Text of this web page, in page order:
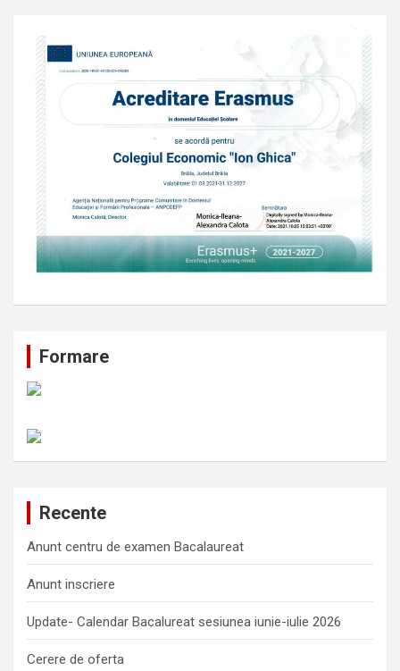
Formare
Recente
Anunt centru de examen Bacalaureat
Anunt inscriere
Update- Calendar Bacalureat sesiunea iunie-iulie 2026
Cerere de oferta